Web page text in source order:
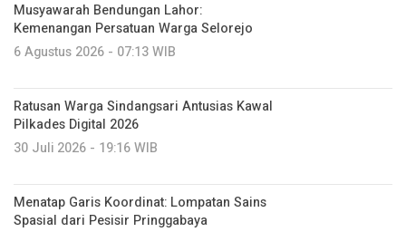
Musyawarah Bendungan Lahor:
Kemenangan Persatuan Warga Selorejo
6 Agustus 2026 - 07:13 WIB
Ratusan Warga Sindangsari Antusias Kawal
Pilkades Digital 2026
30 Juli 2026 - 19:16 WIB
Menatap Garis Koordinat: Lompatan Sains
Spasial dari Pesisir Pringgabaya